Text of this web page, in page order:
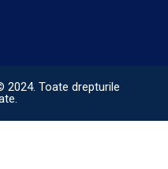
2024. Toate drepturile